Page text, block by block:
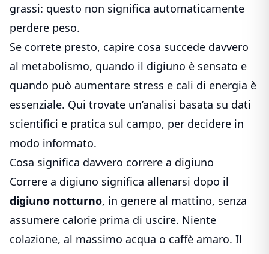
grassi: questo non significa automaticamente
perdere peso.
Se correte presto, capire cosa succede davvero
al metabolismo, quando il digiuno è sensato e
quando può aumentare stress e cali di energia è
essenziale. Qui trovate un’analisi basata su dati
scientifici e pratica sul campo, per decidere in
modo informato.
Cosa significa davvero correre a digiuno
Correre a digiuno significa allenarsi dopo il
digiuno notturno, in genere al mattino, senza
assumere calorie prima di uscire. Niente
colazione, al massimo acqua o caffè amaro. Il